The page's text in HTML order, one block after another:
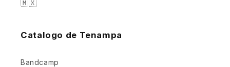
🇲🇽
Catalogo de Tenampa
Bandcamp